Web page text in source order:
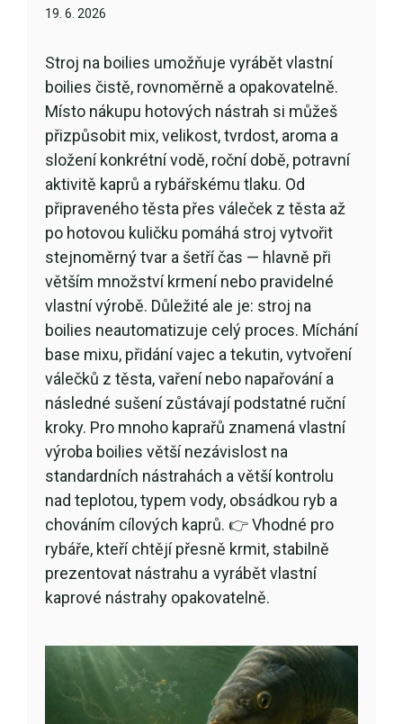
19. 6. 2026
Stroj na boilies umožňuje vyrábět vlastní
boilies čistě, rovnoměrně a opakovatelně.
Místo nákupu hotových nástrah si můžeš
přizpůsobit mix, velikost, tvrdost, aroma a
složení konkrétní vodě, roční době, potravní
aktivitě kaprů a rybářskému tlaku. Od
připraveného těsta přes váleček z těsta až
po hotovou kuličku pomáhá stroj vytvořit
stejnoměrný tvar a šetří čas — hlavně při
větším množství krmení nebo pravidelné
vlastní výrobě. Důležité ale je: stroj na
boilies neautomatizuje celý proces. Míchání
base mixu, přidání vajec a tekutin, vytvoření
válečků z těsta, vaření nebo napařování a
následné sušení zůstávají podstatné ruční
kroky. Pro mnoho kaprařů znamená vlastní
výroba boilies větší nezávislost na
standardních nástrahách a větší kontrolu
nad teplotou, typem vody, obsádkou ryb a
chováním cílových kaprů. 👉 Vhodné pro
rybáře, kteří chtějí přesně krmit, stabilně
prezentovat nástrahu a vyrábět vlastní
kaprové nástrahy opakovatelně.